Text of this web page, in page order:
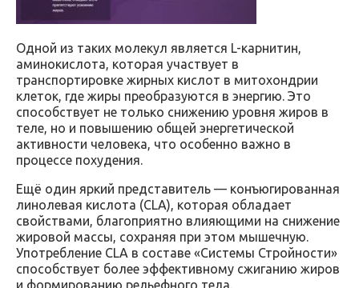
Одной из таких молекул является L-карнитин,
аминокислота, которая участвует в
транспортировке жирных кислот в митохондрии
клеток, где жиры преобразуются в энергию. Это
способствует не только снижению уровня жиров в
теле, но и повышению общей энергетической
активности человека, что особенно важно в
процессе похудения.
Ещё один яркий представитель — конъюгированная
линолевая кислота (CLA), которая обладает
свойствами, благоприятно влияющими на снижение
жировой массы, сохраняя при этом мышечную.
Употребление CLA в составе «Системы Стройности»
способствует более эффективному сжиганию жиров
и формированию рельефного тела.